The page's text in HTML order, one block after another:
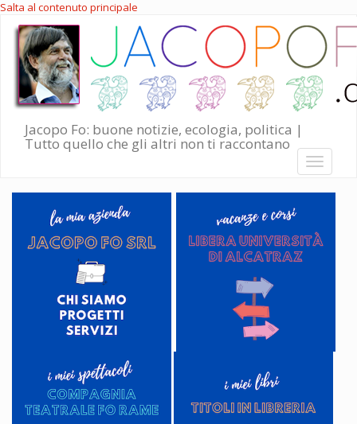
Salta al contenuto principale
Jacopo Fo: buone notizie, ecologia, politica |
Tutto quello che gli altri non ti raccontano
Toggle